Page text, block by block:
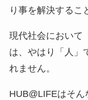
り事を解決するこ
現代社会において
は、やはり「人」
れません。
HUB@LIFEはそ